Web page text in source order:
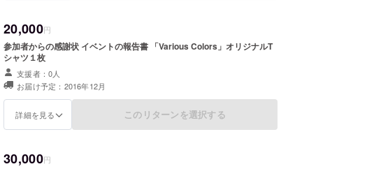
20,000円
参加者からの感謝状 イベントの報告書 「Various Colors」オリジナルT
シャツ１枚
支援者：0人
お届け予定：2016年12月
詳細を見る このリターンを選択する
30,000円